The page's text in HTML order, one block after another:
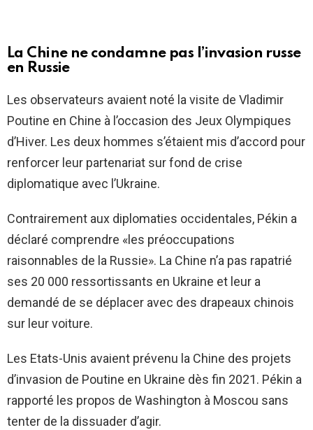
La Chine ne condamne pas l’invasion russe
en Russie
Les observateurs avaient noté la visite de Vladimir
Poutine en Chine à l’occasion des Jeux Olympiques
d’Hiver. Les deux hommes s’étaient mis d’accord pour
renforcer leur partenariat sur fond de crise
diplomatique avec l’Ukraine.
Contrairement aux diplomaties occidentales, Pékin a
déclaré comprendre «les préoccupations
raisonnables de la Russie». La Chine n’a pas rapatrié
ses 20 000 ressortissants en Ukraine et leur a
demandé de se déplacer avec des drapeaux chinois
sur leur voiture.
Les Etats-Unis avaient prévenu la Chine des projets
d’invasion de Poutine en Ukraine dès fin 2021. Pékin a
rapporté les propos de Washington à Moscou sans
tenter de la dissuader d’agir.